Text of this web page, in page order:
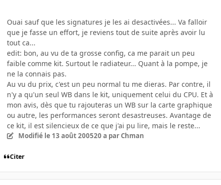
Ouai sauf que les signatures je les ai desactivées... Va falloir
que je fasse un effort, je reviens tout de suite après avoir lu
tout ca...
edit: bon, au vu de ta grosse config, ca me parait un peu
faible comme kit. Surtout le radiateur... Quant à la pompe, je
ne la connais pas.
Au vu du prix, c'est un peu normal tu me dieras. Par contre, il
n'y a qu'un seul WB dans le kit, uniquement celui du CPU. Et à
mon avis, dès que tu rajouteras un WB sur la carte graphique
ou autre, les performances seront desastreuses. Avantage de
ce kit, il est silencieux de ce que j'ai pu lire, mais le reste...
Modifié le 13 août 200520 a par Chman
Citer